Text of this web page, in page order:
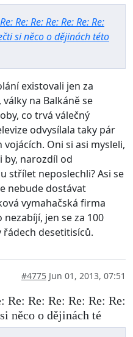
Re: Re: Re: Re: Re: Re:
si něco o dějinách této
existovali jen za
na Balkáně se
co trvá válečný
odvysílala taky pár
Oni si asi mysleli,
by, narozdíl od
střílet neposlechli? Asi se
nebude dostávat
vymahačská firma
jen se za 100
desetitisíců.
#4775 Jun 01, 2013, 07:51
Re: Re: Re: Re: Re: Re:
něco o dějinách té